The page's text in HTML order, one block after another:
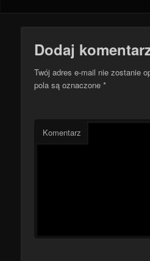
Dodaj
Twój adres e-mail nie zostanie
pola są oznaczone*
Komentarz